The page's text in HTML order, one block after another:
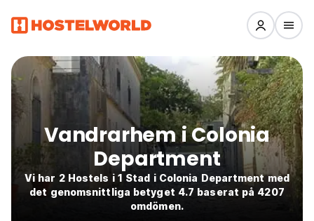
Vandrarhem i Colonia
Department
Vi har 2 Hostels i 1 Stad i Colonia Department med
det genomsnittliga betyget 4.7 baserat på 4207
omdömen.